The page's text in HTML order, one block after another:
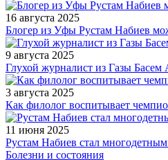
16 августа 2025
Блогер из Уфы Рустам Набиев
9 августа 2025
Глухой журналист из Газы Басем
3 августа 2025
Как филолог воспитывает
11 июня 2025
Рустам Набиев стал
Болезни и состояния